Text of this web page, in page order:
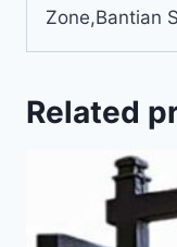
Zone,Bantian
Related